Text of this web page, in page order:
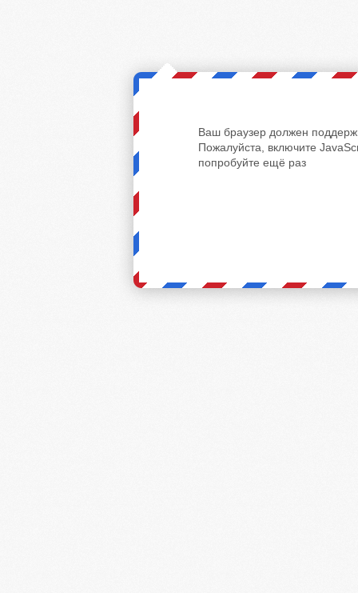
Ваш браузер должен
Пожалуйста, включите
попробуйте ещё раз